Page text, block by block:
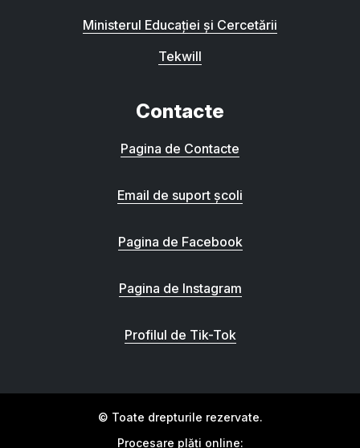
Ministerul Educației și Cercetării
Tekwill
Contacte
Pagina de Contacte
Email de suport școli
Pagina de Facebook
Pagina de Instagram
Profilul de Tik-Tok
© Toate drepturile rezervate.
Procesare plăți online: